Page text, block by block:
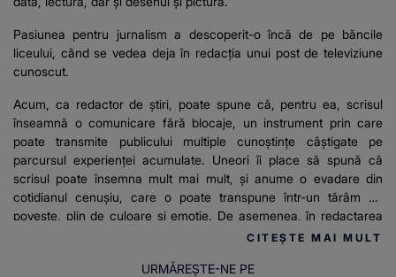
Pasiunea pentru jurnalism a descoperit-o încă de pe băncile
liceului, când se vedea deja în redacția unui post de televiziune
cunoscut.
Acum, ca redactor de știri, poate spune că, pentru ea, scrisul
înseamnă o comunicare fără blocaje, un instrument prin care
poate transmite publicului multiple cunoștințe câștigate pe
parcursul experienței acumulate. Uneori îi place să spună că
scrisul poate însemna mult mai mult, și anume o evadare din
cotidianul cenușiu, care o poate transpune într-un tărâm de
poveste, plin de culoare și emoție. De asemenea, în redactarea
articolelor pentru stirilekanald.ro îi place să relateze mereu
CITEȘTE MAI MULT
URMĂREȘTE-NE PE